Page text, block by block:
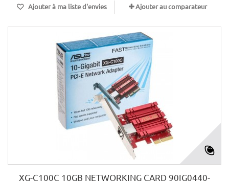
Ajouter à ma liste d'envies Ajouter au comparateur
XG-C100C 10GB NETWORKING CARD 90IG0440-